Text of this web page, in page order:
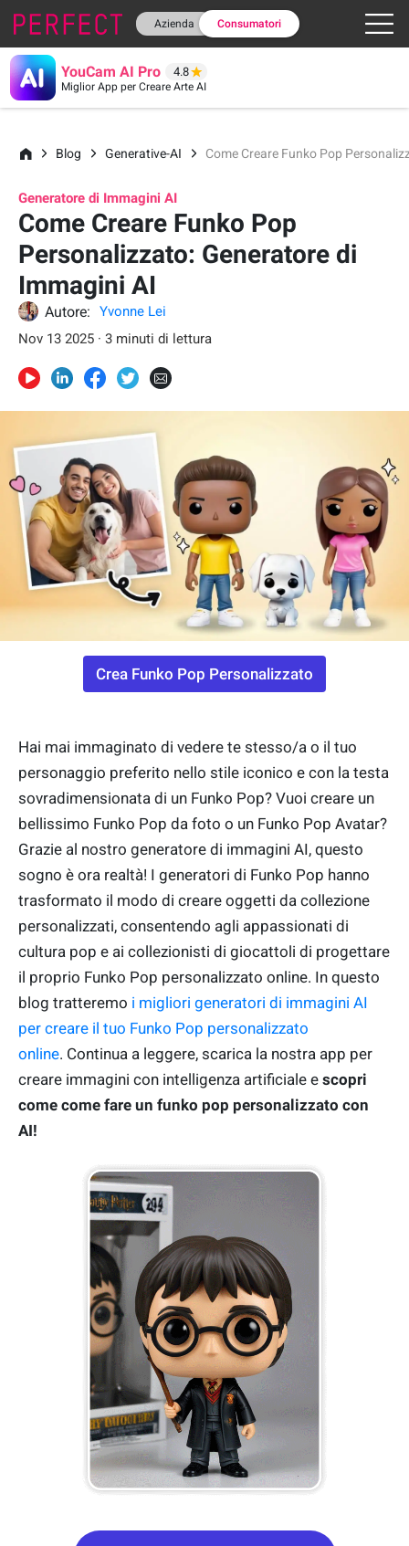
Azienda Consumatori
YouCam AI Pro 4.8
Miglior App per Creare Arte AI
Blog Generative-AI Come Creare Funko Pop
Generatore di Immagini AI
Come Creare Funko Pop
Personalizzato: Generatore di
Immagini AI
Autore:
Yvonne Lei
Nov 13 2025 · 3 minuti di lettura
Crea Funko Pop Personalizzato
Hai mai immaginato di vedere te stesso/a o il tuo
personaggio preferito nello stile iconico e con la testa
sovradimensionata di un Funko Pop? Vuoi creare un
bellissimo Funko Pop da foto o un Funko Pop Avatar?
Grazie al nostro generatore di immagini AI, questo
sogno è ora realtà! I generatori di Funko Pop hanno
trasformato il modo di creare oggetti da collezione
personalizzati, consentendo agli appassionati di
cultura pop e ai collezionisti di giocattoli di progettare
il proprio Funko Pop personalizzato online. In questo
blog tratteremo i migliori generatori di immagini AI
per creare il tuo Funko Pop personalizzato
online. Continua a leggere, scarica la nostra app per
creare immagini con intelligenza artificiale e scopri
come come fare un funko pop personalizzato con
AI!